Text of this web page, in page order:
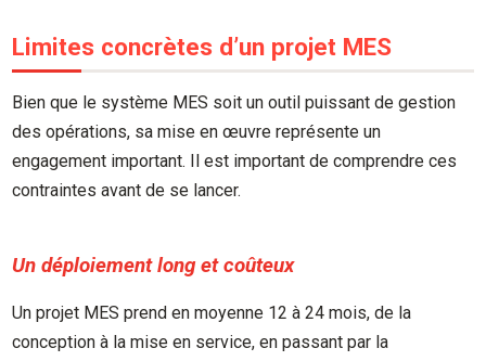
Limites concrètes d’un projet MES
Bien que le système MES soit un outil puissant de gestion
des opérations, sa mise en œuvre représente un
engagement important. Il est important de comprendre ces
contraintes avant de se lancer.
Un déploiement long et coûteux
Un projet MES prend en moyenne 12 à 24 mois, de la
conception à la mise en service, en passant par la